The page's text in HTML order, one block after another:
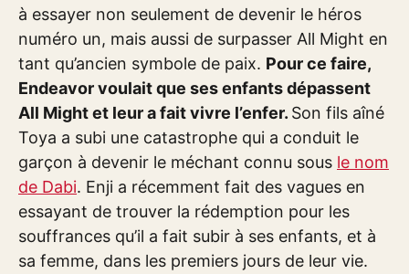
à essayer non seulement de devenir le héros
numéro un, mais aussi de surpasser All Might en
tant qu’ancien symbole de paix. Pour ce faire,
Endeavor voulait que ses enfants dépassent
All Might et leur a fait vivre l’enfer. Son fils aîné
Toya a subi une catastrophe qui a conduit le
garçon à devenir le méchant connu sous le nom
de Dabi. Enji a récemment fait des vagues en
essayant de trouver la rédemption pour les
souffrances qu’il a fait subir à ses enfants, et à
sa femme, dans les premiers jours de leur vie.